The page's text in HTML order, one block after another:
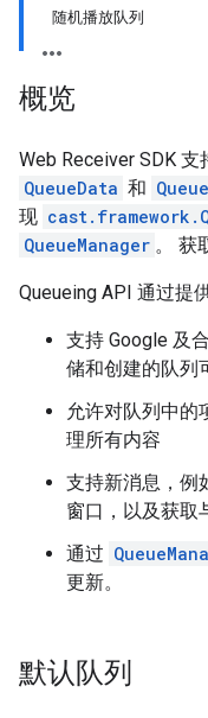
随机播放队列
概览
Web Receiver SDK 支
QueueData 和
现
QueueManager 。 获
Queueing API 通过提
支持 Google 及
储和创建的队列
允许对队列中的
理所有内容
支持新消息，例
窗口，以及获取
通过
更新。
默认队列